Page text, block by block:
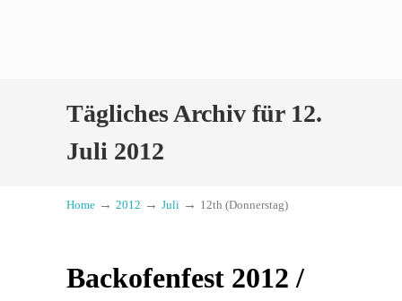
Tägliches Archiv für 12.
Juli 2012
Home → 2012 → Juli → 12th (Donnerstag)
Backofenfest 2012 /